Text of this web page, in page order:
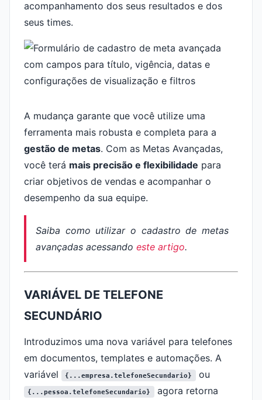
acompanhamento dos seus resultados e dos
seus times.
A mudança garante que você utilize uma
ferramenta mais robusta e completa para a
gestão de metas. Com as Metas Avançadas,
você terá mais precisão e flexibilidade para
criar objetivos de vendas e acompanhar o
desempenho da sua equipe.
Saiba como utilizar o cadastro de metas
avançadas acessando este artigo.
VARIÁVEL DE TELEFONE
SECUNDÁRIO
Introduzimos uma nova variável para telefones
em documentos, templates e automações. A
variável
{...empresa.telefoneSecundario} ou
{...pessoa.telefoneSecundario}
agora retorna